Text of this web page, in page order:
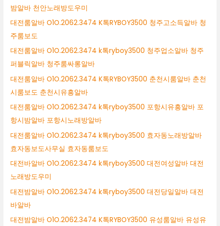
밤알바 천안노래방도우미
대전룸알바 O1O.2062.3474 K톡RYBOY3500 청주고소득알바 청
주룸보도
대전룸알바 O1O.2062.3474 k톡ryboy3500 청주업소알바 청주
퍼블릭알바 청주룸싸롱알바
대전룸알바 O1O.2062.3474 K톡RYBOY3500 춘천시룸알바 춘천
시룸보도 춘천시유흥알바
대전룸알바 O1O.2062.3474 k톡ryboy3500 포항시유흥알바 포
항시밤알바 포항시노래방알바
대전룸알바 O1O.2062.3474 k톡ryboy3500 효자동노래방알바
효자동보도사무실 효자동룸보도
대전바알바 O1O.2062.3474 k톡ryboy3500 대전여성알바 대전
노래방도우미
대전밤알바 O1O.2062.3474 k톡ryboy3500 대전당일알바 대전
바알바
대전밤알바 O1O.2062.3474 K톡RYBOY3500 유성룸알바 유성유